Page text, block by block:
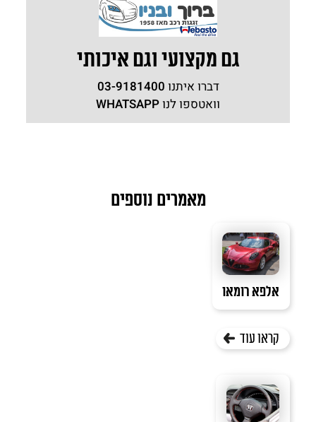
גם מקצועי וגם איכותי
דברו איתנו 03-9181400
וואטספו לנוWHATSAPP
מאמרים נוספים
אלפא רומאו
קראו עוד